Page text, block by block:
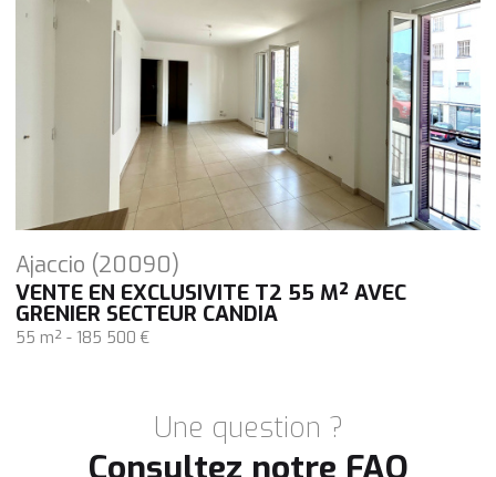
Ajaccio (20090)
VENTE EN EXCLUSIVITE T2 55 M² AVEC
GRENIER SECTEUR CANDIA
55 m² - 185 500 €
Une question ?
Consultez notre FAQ